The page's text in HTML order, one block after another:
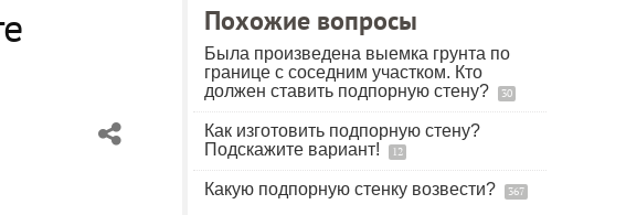
Похожие вопросы
Была произведена выемка грунта по
границе с соседним участком. Кто
должен ставить подпорную стену?
30
Как изготовить подпорную стену?
Подскажите вариант!
12
Какую подпорную стенку возвести? 367